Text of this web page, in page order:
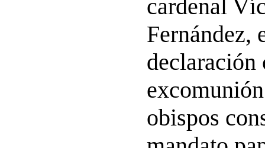
cardenal
Fernández,
obispos